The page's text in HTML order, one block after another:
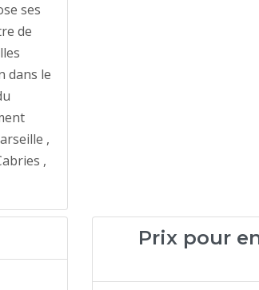
ses
de
dans le
,
,
Prix pour